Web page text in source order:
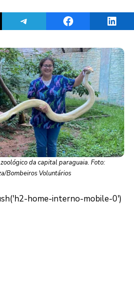
ThreadsShare on TelegramShare on Facebook
da capital paraguaia. Foto:
Bombeiros Voluntários